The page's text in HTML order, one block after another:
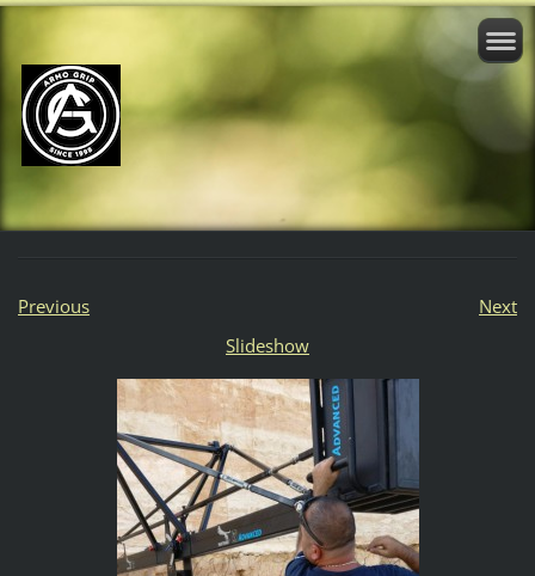
Previous
Next
Slideshow